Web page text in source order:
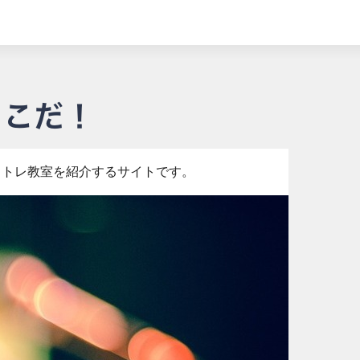
レ教室を紹介するサイトです。